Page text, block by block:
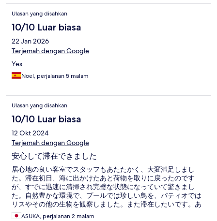
Ulasan yang disahkan
10/10 Luar biasa
22 Jan 2026
Terjemah dengan Google
Yes
Noel, perjalanan 5 malam
Ulasan yang disahkan
10/10 Luar biasa
12 Okt 2024
Terjemah dengan Google
安心して滞在できました
居心地の良い客室でスタッフもあたたかく、大変満足しまし
た。滞在初日、海に出かけたあと荷物を取りに戻ったのです
が、すでに迅速に清掃され完璧な状態になっていて驚きまし
た。自然豊かな環境で、プールでは珍しい鳥を、パティオでは
リスやその他の生物を観察しました。また滞在したいです。あ
りがとう。
ASUKA, perjalanan 2 malam